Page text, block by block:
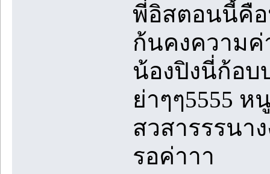
พี่อิสตอนนี้คื
ก้นคงความค่
น้องปิงนี่ก้อบ
ย่าๆๆ5555
สวสารรรนาง
รอค่าาา